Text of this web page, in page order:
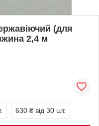
(для
2,4 м
630 ₴ від 30 шт.